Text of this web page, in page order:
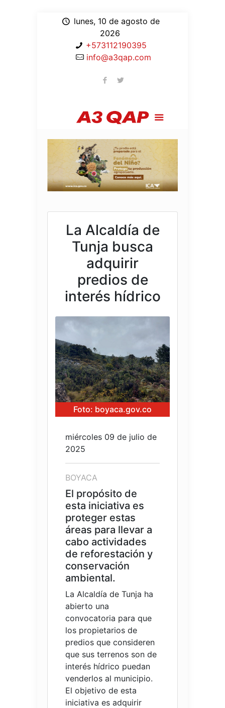
lunes, 10 de agosto de
2026
+573112190395
info@a3qap.com
La Alcaldía de
Tunja busca
adquirir
predios de
interés hídrico
Foto: boyaca.gov.co
miércoles 09 de julio de
2025
BOYACA
El propósito de
esta iniciativa es
proteger estas
áreas para llevar a
cabo actividades
de reforestación y
conservación
ambiental.
La Alcaldía de Tunja ha
abierto una
convocatoria para que
los propietarios de
predios que consideren
que sus terrenos son de
interés hídrico puedan
venderlos al municipio.
El objetivo de esta
iniciativa es adquirir